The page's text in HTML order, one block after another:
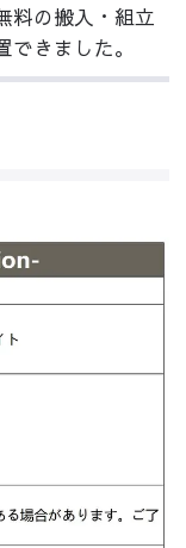
料の搬入・組立
きました。